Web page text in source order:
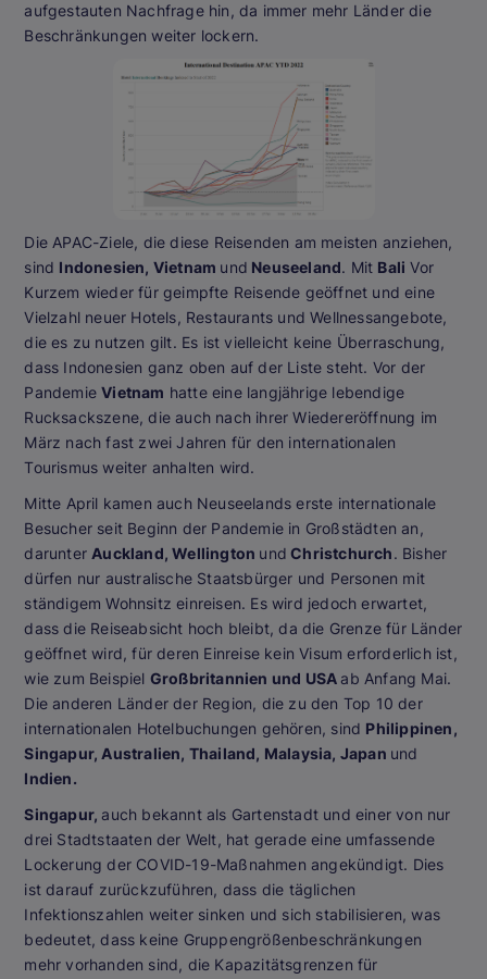
aufgestauten Nachfrage hin, da immer mehr Länder die
Beschränkungen weiter lockern.
Die APAC-Ziele, die diese Reisenden am meisten anziehen,
sind Indonesien, Vietnam und Neuseeland. Mit Bali Vor
Kurzem wieder für geimpfte Reisende geöffnet und eine
Vielzahl neuer Hotels, Restaurants und Wellnessangebote,
die es zu nutzen gilt. Es ist vielleicht keine Überraschung,
dass Indonesien ganz oben auf der Liste steht. Vor der
PandemieVietnam hatte eine langjährige lebendige
Rucksackszene, die auch nach ihrer Wiedereröffnung im
März nach fast zwei Jahren für den internationalen
Tourismus weiter anhalten wird.
Mitte April kamen auch Neuseelands erste internationale
Besucher seit Beginn der Pandemie in Großstädten an,
darunter Auckland, Wellington und Christchurch. Bisher
dürfen nur australische Staatsbürger und Personen mit
ständigem Wohnsitz einreisen. Es wird jedoch erwartet,
dass die Reiseabsicht hoch bleibt, da die Grenze für Länder
geöffnet wird, für deren Einreise kein Visum erforderlich ist,
wie zum Beispiel Großbritannien und USA ab Anfang Mai.
Die anderen Länder der Region, die zu den Top 10 der
internationalen Hotelbuchungen gehören, sind Philippinen,
Singapur, Australien, Thailand, Malaysia, Japan und
Indien.
Singapur, auch bekannt als Gartenstadt und einer von nur
drei Stadtstaaten der Welt, hat gerade eine umfassende
Lockerung der COVID-19-Maßnahmen angekündigt. Dies
ist darauf zurückzuführen, dass die täglichen
Infektionszahlen weiter sinken und sich stabilisieren, was
bedeutet, dass keine Gruppengrößenbeschränkungen
mehr vorhanden sind, die Kapazitätsgrenzen für